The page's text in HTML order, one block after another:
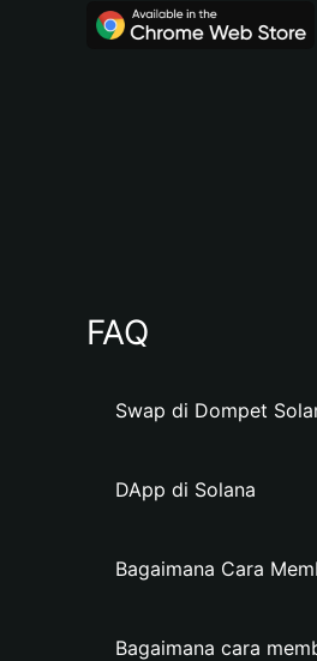
FAQ
Swap di Dompet
DApp di Solana
Bagaimana Cara
Bagaimana cara